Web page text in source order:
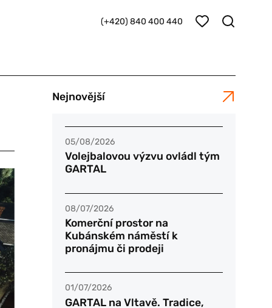
(+420) 840 400 440
Nejnovější
05/08/2026
Volejbalovou výzvu ovládl tým
GARTAL
08/07/2026
Komerční prostor na
Kubánském náměstí k
pronájmu či prodeji
01/07/2026
GARTAL na Vltavě. Tradice,